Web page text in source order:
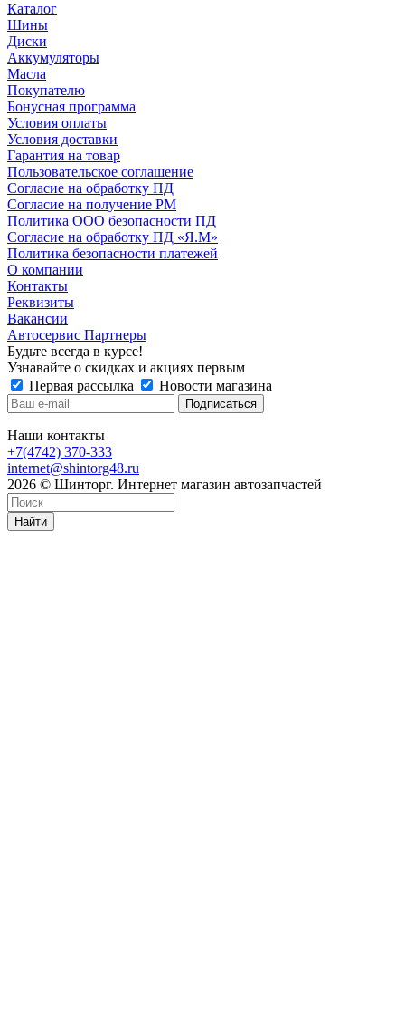
Каталог
Шины
Диски
Аккумуляторы
Масла
Покупателю
Бонусная программа
Условия оплаты
Условия доставки
Гарантия на товар
Пользовательское соглашение
Согласие на обработку ПД
Согласие на получение РМ
Политика ООО безопасности ПД
Согласие на обработку ПД «Я.М»
Политика безопасности платежей
О компании
Контакты
Реквизиты
Вакансии
Автосервис Партнеры
Будьте всегда в курсе!
Узнавайте о скидках и акциях первым
Первая рассылка
Новости магазина
Наши контакты
+7(4742) 370-333
internet@shintorg48.ru
2026 © Шинторг. Интернет магазин автозапчастей
Найти